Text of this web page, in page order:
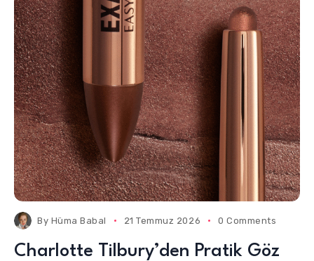
By Hüma Babal 21 Temmuz 2026 0 Comments
Charlotte Tilbury’den Pratik Göz